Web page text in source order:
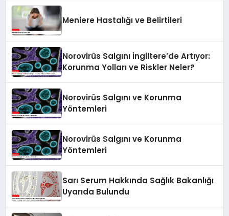
Meniere Hastalığı ve Belirtileri
Norovirüs Salgını İngiltere’de Artıyor:
Korunma Yolları ve Riskler Neler?
Norovirüs Salgını ve Korunma
Yöntemleri
Norovirüs Salgını ve Korunma
Yöntemleri
Sarı Serum Hakkında Sağlık Bakanlığı
Uyarıda Bulundu